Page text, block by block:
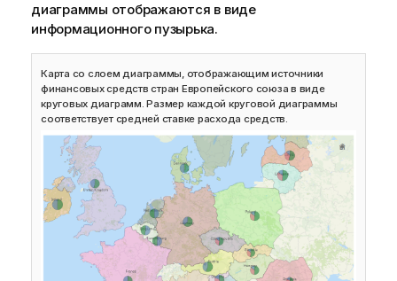
диаграммы отображаются в виде
информационного пузырька.
Карта со слоем диаграммы, отображающим источники
финансовых средств стран Европейского союза в виде
круговых диаграмм. Размер каждой круговой диаграммы
соответствует средней ставке расхода средств.